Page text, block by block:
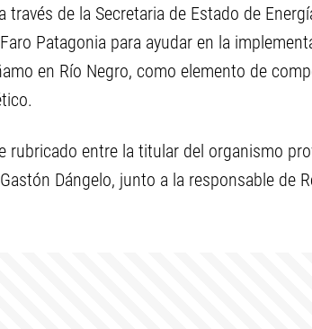
través de la Secretaria de Estado de
Patagonia para ayudar en la
en Río Negro, como elemento de
rubricado entre la titular del organismo
Dángelo, junto a la responsable de